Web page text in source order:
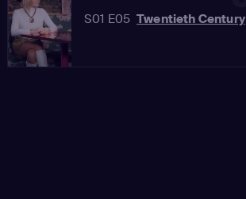
S01 E05 Twentieth Century